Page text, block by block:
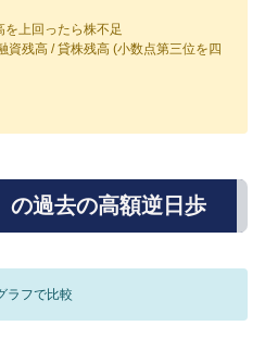
を上回ったら株不足
資残高 / 貸株残高 (小数点第三位を四
の過去の高額逆日歩
ラフで比較